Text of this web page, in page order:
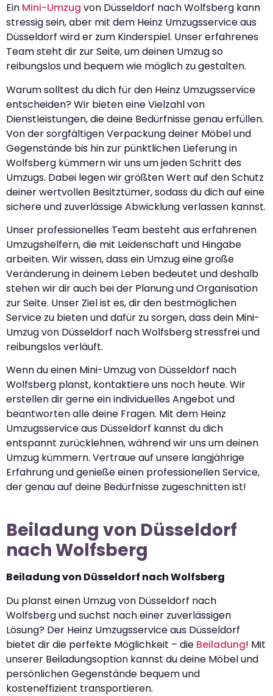
Ein Mini-Umzug von Düsseldorf nach Wolfsberg kann
stressig sein, aber mit dem Heinz Umzugsservice aus
Düsseldorf wird er zum Kinderspiel. Unser erfahrenes
Team steht dir zur Seite, um deinen Umzug so
reibungslos und bequem wie möglich zu gestalten.
Warum solltest du dich für den Heinz Umzugsservice
entscheiden? Wir bieten eine Vielzahl von
Dienstleistungen, die deine Bedürfnisse genau erfüllen.
Von der sorgfältigen Verpackung deiner Möbel und
Gegenstände bis hin zur pünktlichen Lieferung in
Wolfsberg kümmern wir uns um jeden Schritt des
Umzugs. Dabei legen wir größten Wert auf den Schutz
deiner wertvollen Besitztümer, sodass du dich auf eine
sichere und zuverlässige Abwicklung verlassen kannst.
Unser professionelles Team besteht aus erfahrenen
Umzugshelfern, die mit Leidenschaft und Hingabe
arbeiten. Wir wissen, dass ein Umzug eine große
Veränderung in deinem Leben bedeutet und deshalb
stehen wir dir auch bei der Planung und Organisation
zur Seite. Unser Ziel ist es, dir den bestmöglichen
Service zu bieten und dafür zu sorgen, dass dein Mini-
Umzug von Düsseldorf nach Wolfsberg stressfrei und
reibungslos verläuft.
Wenn du einen Mini-Umzug von Düsseldorf nach
Wolfsberg planst, kontaktiere uns noch heute. Wir
erstellen dir gerne ein individuelles Angebot und
beantworten alle deine Fragen. Mit dem Heinz
Umzugsservice aus Düsseldorf kannst du dich
entspannt zurücklehnen, während wir uns um deinen
Umzug kümmern. Vertraue auf unsere langjährige
Erfahrung und genieße einen professionellen Service,
der genau auf deine Bedürfnisse zugeschnitten ist!
Beiladung von Düsseldorf
nach Wolfsberg
Beiladung von Düsseldorf nach Wolfsberg
Du planst einen Umzug von Düsseldorf nach
Wolfsberg und suchst nach einer zuverlässigen
Lösung? Der Heinz Umzugsservice aus Düsseldorf
bietet dir die perfekte Möglichkeit – die Beiladung! Mit
unserer Beiladungsoption kannst du deine Möbel und
persönlichen Gegenstände bequem und
kosteneffizient transportieren.